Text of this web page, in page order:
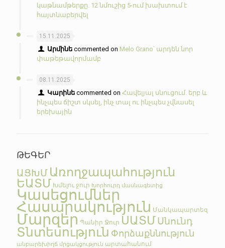
կաթնամթերքը. 12 նմուշից 5-ում խախտում է
հայտնաբերվել
15.11.2025
Արմինե commented on Melo Grano՝ արդեն նոր
փաթեթավորմամբ
08.11.2025
Կարինե commented onՀավելյալ սնուցում. երբ և
ինչպես ճիշտ սկսել, ինչ տալ ու ինչպես չվնասել
երեխային
ԹԵԳԵՐ
ԱՑԽՄ Առողջապահություն
ԵԱՏՄ Խմելու ջուր Խորհուրդ մասնագետից
Կասեցումներ
Հասարակություն Մանկապարտեզ
Մարզեր Պանիր Ջուր ՍԱՏՄՍնունդ
Տնտեսություն Փորձաքննություն
անբարեխիղճ մրցակցություն արտահանում